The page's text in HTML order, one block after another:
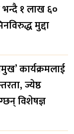
भन्दै १ लाख ६०
मुद्दा
कार्यक्रमलाई
ज्येष्ठ
विशेषज्ञ